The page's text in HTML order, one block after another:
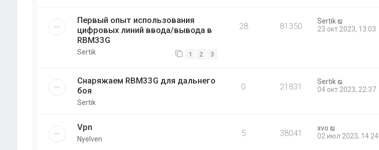
Первый опыт использования
цифровых линий ввода/вывода в
RBM33G
Sertik 1 2 3
28 81350
Sertik
23 окт 2023, 13:03
Снаряжаем RBM33G для дальнего
боя
Sertik
0 21831
Sertik
04 окт 2023, 22:37
Vpn
Nyelven
5 38041
xvo
02 июл 2023, 14:24